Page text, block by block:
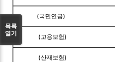
(국민연금)
(고용보험)
(산재보험)
목록
열기